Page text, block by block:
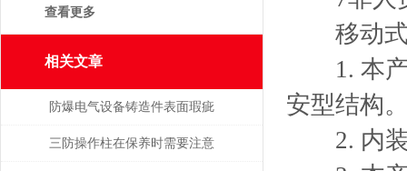
移动式
1. 本产
安型结构
2. 内装
查看更多
相关文章
防爆电气设备铸造件表面瑕疵
修复
三防操作柱在保养时需要注意